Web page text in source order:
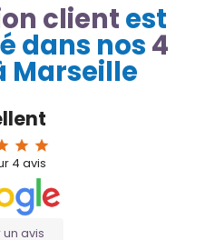
client est
dans nos 4
Marseille
star star
4 avis
un avis